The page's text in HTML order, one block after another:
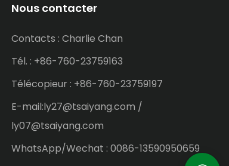
Nous contacter
Contacts : Charlie Chan
Tél. : +86-760-23759163
Télécopieur : +86-760-23759197
E-mail:ly27@tsaiyang.com /
ly07@tsaiyang.com
WhatsApp/Wechat : 0086-13590950659